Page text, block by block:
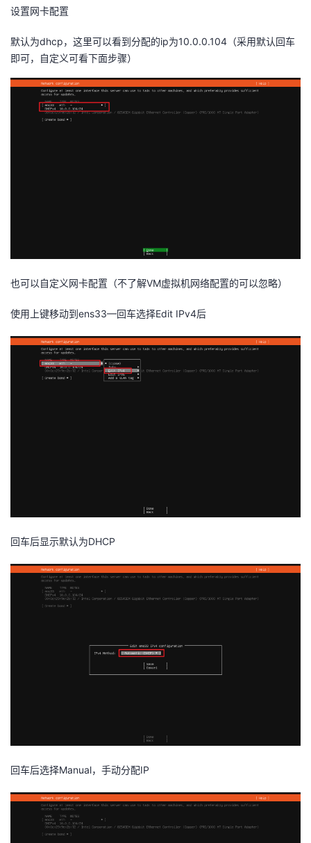
设置网卡配置
默认为dhcp，这里可以看到分配的ip为10.0.0.104（采用默认回车
即可，自定义可看下面步骤）
也可以自定义网卡配置（不了解VM虚拟机网络配置的可以忽略）
使用上键移动到ens33—回车选择Edit IPv4后
回车后显示默认为DHCP
回车后选择Manual，手动分配IP